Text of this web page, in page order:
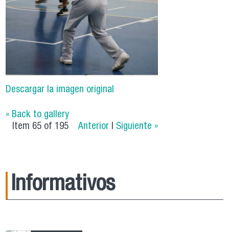
Descargar la imagen original
« Back to gallery
Item 65 of 195
Anterior | Siguiente »
Informativos